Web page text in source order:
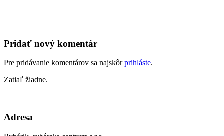
Pridať nový komentár
Pre pridávanie komentárov sa najskôrprihláste.
Zatiaľ žiadne.
Adresa